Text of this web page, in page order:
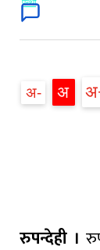
अ अ अ
रुपन्देही ।